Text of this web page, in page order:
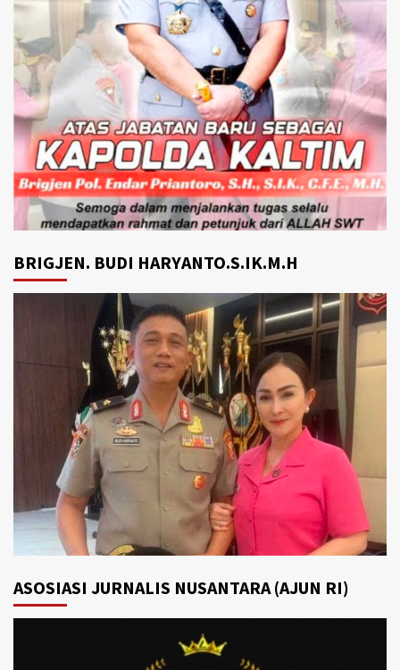
BRIGJEN. BUDI HARYANTO.S.IK.M.H
ASOSIASI JURNALIS NUSANTARA (AJUN RI)